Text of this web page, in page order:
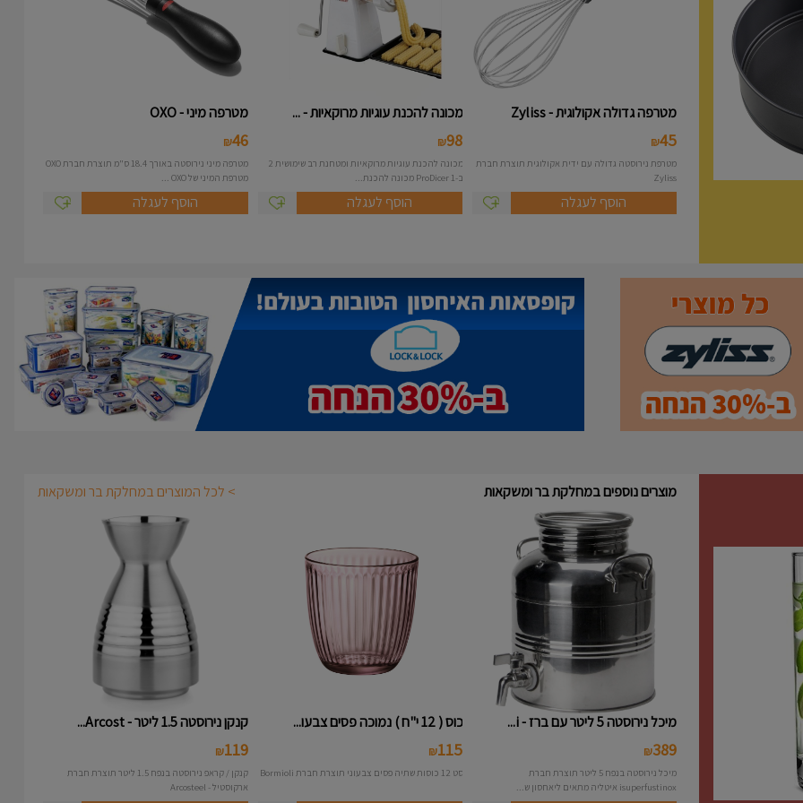
מטרפה גדולה אקולוגית - Zyliss
45
₪
מטרפת נירוסטה גדולה עם ידית אקולוגית תוצרת חברת
Zyliss
הוסף לעגלה
מכונה להכנת עוגיות מרוקאיות - ...
98
₪
מכונה להכנת עוגיות מרוקאיות ומטחנת רב שימושית 2
ב-1 ProDicer מכונה להכנת...
הוסף לעגלה
מטרפה מיני - OXO
46
₪
מטרפה מיני נירוסטה באורך 18.4 ס"מ תוצרת חברת OXO
מטרפת המיני של OXO ...
הוסף לעגלה
מוצרים נוספים במחלקת בר ומשקאות > לכל המוצרים במחלקת בר ומשקאות
מיכל נירוסטה 5 ליטר עם ברז - i...
389
₪
מיכל נירוסטה בנפח 5 ליטר תוצרת חברת
isuperfustinox איטליה מתאים ליאחסון ש...
כוס ( 12 י"ח ) נמוכה פסים צבעו...
115
₪
סט 12 כוסות שתיה פסים צבעוני תוצרת חברת Bormioli
קנקן נירוסטה 1.5 ליטר - Arcost...
119
₪
קנקן / קראפ נירוסטה בנפח 1.5 ליטר תוצרת חברת
ארקוסטיל - Arcosteel